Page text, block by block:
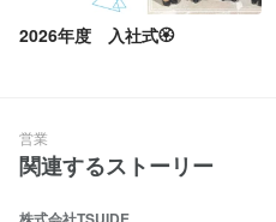
2026年度 入社式🏵️
営業
関連するストーリー